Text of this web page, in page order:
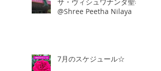
サ・ヴィシュワナンダ聖者
@Shree Peetha Nilaya
7月のスケジュール☆